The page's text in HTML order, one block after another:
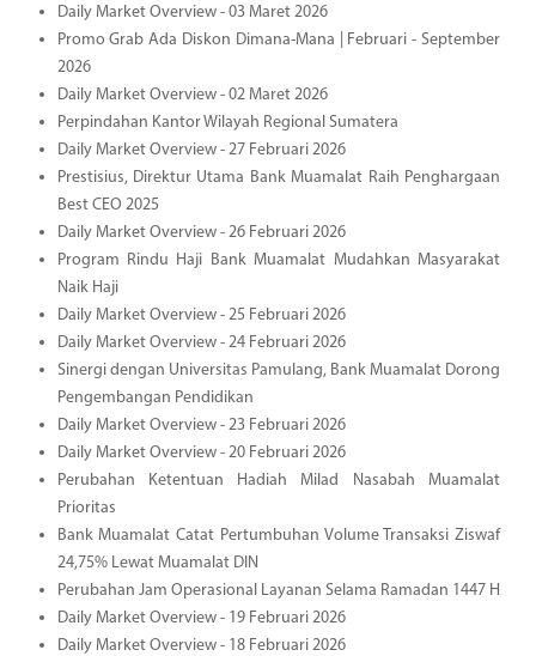
Daily Market Overview - 03 Maret 2026
Promo Grab Ada Diskon Dimana-Mana | Februari - September
2026
Daily Market Overview - 02 Maret 2026
Perpindahan Kantor Wilayah Regional Sumatera
Daily Market Overview - 27 Februari 2026
Prestisius, Direktur Utama Bank Muamalat Raih Penghargaan
Best CEO 2025
Daily Market Overview - 26 Februari 2026
Program Rindu Haji Bank Muamalat Mudahkan Masyarakat
Naik Haji
Daily Market Overview - 25 Februari 2026
Daily Market Overview - 24 Februari 2026
Sinergi dengan Universitas Pamulang, Bank Muamalat Dorong
Pengembangan Pendidikan
Daily Market Overview - 23 Februari 2026
Daily Market Overview - 20 Februari 2026
Perubahan Ketentuan Hadiah Milad Nasabah Muamalat
Prioritas
Bank Muamalat Catat Pertumbuhan Volume Transaksi Ziswaf
24,75% Lewat Muamalat DIN
Perubahan Jam Operasional Layanan Selama Ramadan 1447 H
Daily Market Overview - 19 Februari 2026
Daily Market Overview - 18 Februari 2026